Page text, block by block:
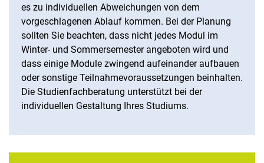
es zu individuellen Abweichungen von dem
vorgeschlagenen Ablauf kommen. Bei der Planung
sollten Sie beachten, dass nicht jedes Modul im
Winter- und Sommersemester angeboten wird und
dass einige Module zwingend aufeinander aufbauen
oder sonstige Teilnahmevoraussetzungen beinhalten.
Die Studienfachberatung unterstützt bei der
individuellen Gestaltung Ihres Studiums.